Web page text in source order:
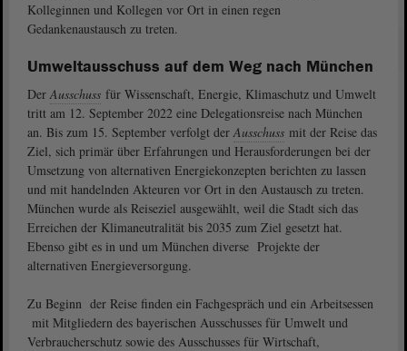
Kolleginnen und Kollegen vor Ort in einen regen
Gedankenaustausch zu treten.
Umweltausschuss auf dem Weg nach München
DerAusschuss für Wissenschaft, Energie, Klimaschutz und Umwelt
tritt am 12. September 2022 eine Delegationsreise nach München
an. Bis zum 15. September verfolgt derAusschuss mit der Reise das
Ziel, sich primär über Erfahrungen und Herausforderungen bei der
Umsetzung von alternativen Energiekonzepten berichten zu lassen
und mit handelnden Akteuren vor Ort in den Austausch zu treten.
München wurde als Reiseziel ausgewählt, weil die Stadt sich das
Erreichen der Klimaneutralität bis 2035 zum Ziel gesetzt hat.
Ebenso gibt es in und um München diverse Projekte der
alternativen Energieversorgung.
Zu Beginn der Reise finden ein Fachgespräch und ein Arbeitsessen
mit Mitgliedern des bayerischen Ausschusses für Umwelt und
Verbraucherschutz sowie des Ausschusses für Wirtschaft,